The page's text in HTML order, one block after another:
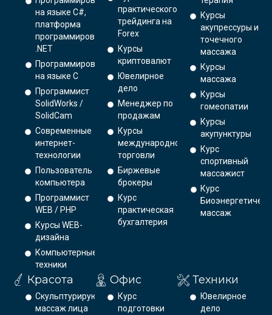
на языке C#,
платформа
программирования
.NET
Программирование
на языке С
Программист
SolidWorks /
SolidCam
Современные
интернет-
технологии
Пользователь
компьютера
Программист
WEB / PHP
Курсы WEB-
дизайна
Компьютерные
техники
практического
трейдинга на
Forex
Курсы
криптовалют
Ювелирное
дело
Менеджер по
продажам
Курсы
международной
торговли
Биржевые
брокеры
Курс
практическая
бухгалтерия
Курсы
акупрессуры и
точечного
массажа
Курсы
массажа
Курсы
гомеопатии
Курсы
акупунктуры
Курс
спортивный
массажист
Курс
массаж
Красота
Скульптурирующий
массаж лица
Офис
Курс
подготовки
Техники
Ювелирное
дело